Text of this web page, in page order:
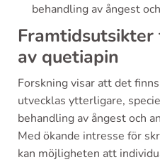
behandling av ångest
av quetiapin
Forskning visar att det
utvecklas ytterligare,
behandling av ångest och
Med ökande intresse för
kan möjligheten att